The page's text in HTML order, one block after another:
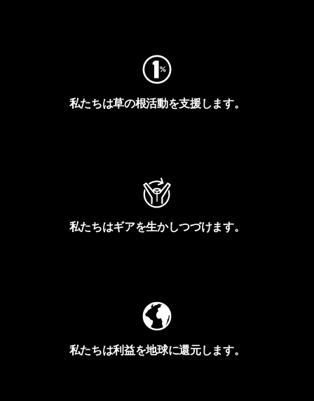
私たちは草の根活動を支援します。
私たちはギアを生かしつづけます。
私たちは利益を地球に還元します。